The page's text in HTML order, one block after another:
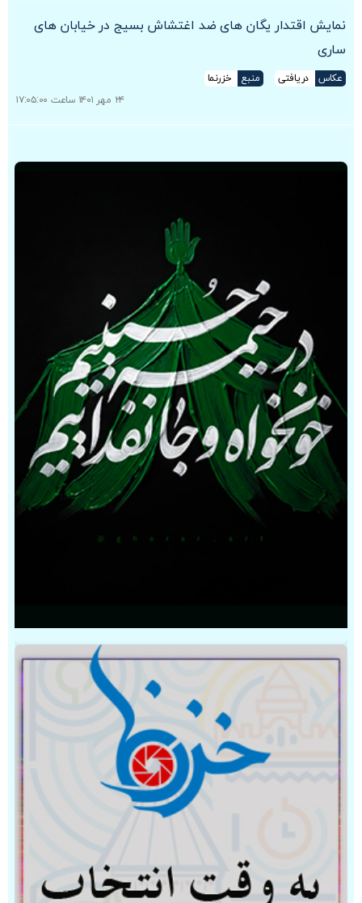
نمایش اقتدار یگان های ضد اغتشاش بسیج در خیابان های
ساری
عکاس دریافتی منبع
خزرنما
۲۴ مهر ۱۴۰۱ ساعت ۱۷:۰۵:۰۰